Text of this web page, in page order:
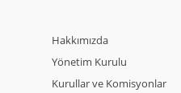
Hakkımızda
Yönetim Kurulu
Kurullar ve Komisyonlar